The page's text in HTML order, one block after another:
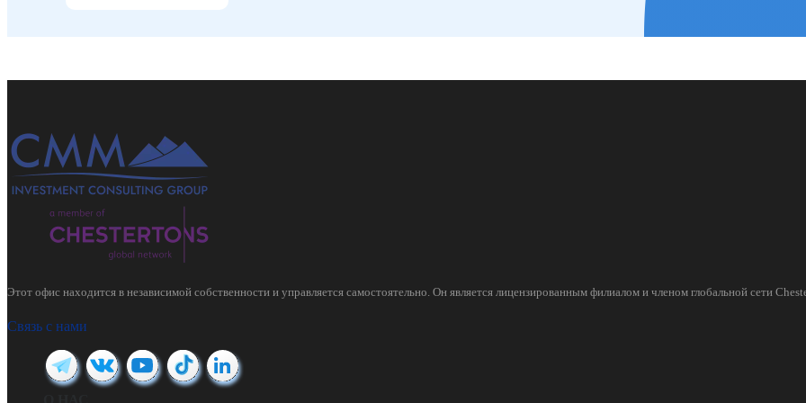
Этот офис находится в независимой собственности и управляется самостоятельно. Он является лицензированным филиалом и членом глобальной сети
Связь с нами